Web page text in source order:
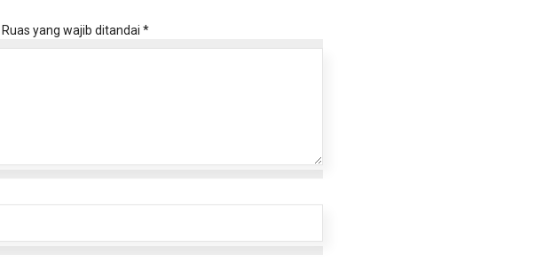
Ruas yang wajib ditandai *